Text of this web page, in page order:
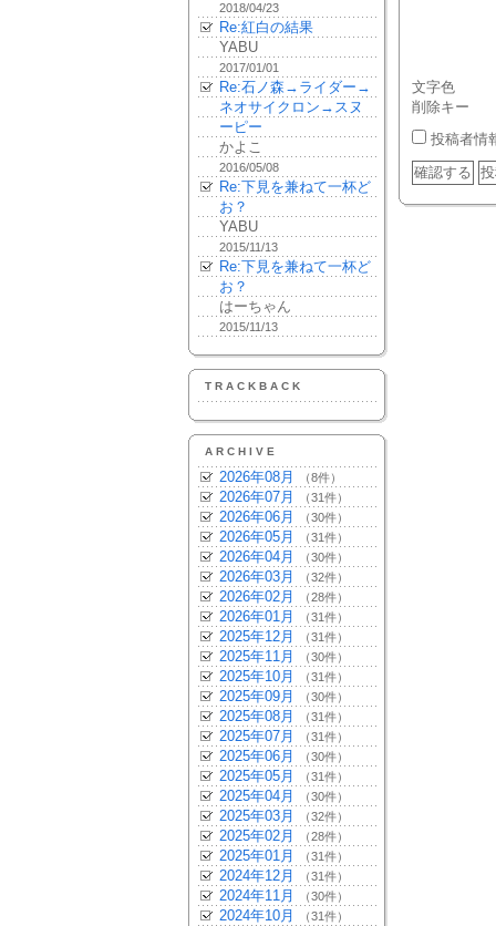
2018/04/23
Re:紅白の結果
YABU
2017/01/01
Re:石ノ森→ライダー→
ネオサイクロン→スヌ
ーピー
かよこ
2016/05/08
Re:下見を兼ねて一杯ど
お？
YABU
2015/11/13
Re:下見を兼ねて一杯ど
お？
はーちゃん
2015/11/13
TRACKBACK
ARCHIVE
2026年08月 （8件）
2026年07月 （31件）
2026年06月 （30件）
2026年05月 （31件）
2026年04月 （30件）
2026年03月 （32件）
2026年02月 （28件）
2026年01月 （31件）
2025年12月 （31件）
2025年11月 （30件）
2025年10月 （31件）
2025年09月 （30件）
2025年08月 （31件）
2025年07月 （31件）
2025年06月 （30件）
2025年05月 （31件）
2025年04月 （30件）
2025年03月 （32件）
2025年02月 （28件）
2025年01月 （31件）
2024年12月 （31件）
2024年11月 （30件）
2024年10月 （31件）
文字色
削除キー
投稿者情